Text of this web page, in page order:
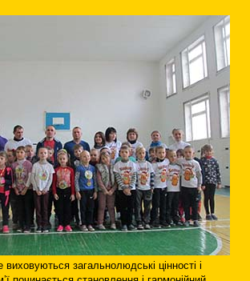
загальнолюдські цінності і